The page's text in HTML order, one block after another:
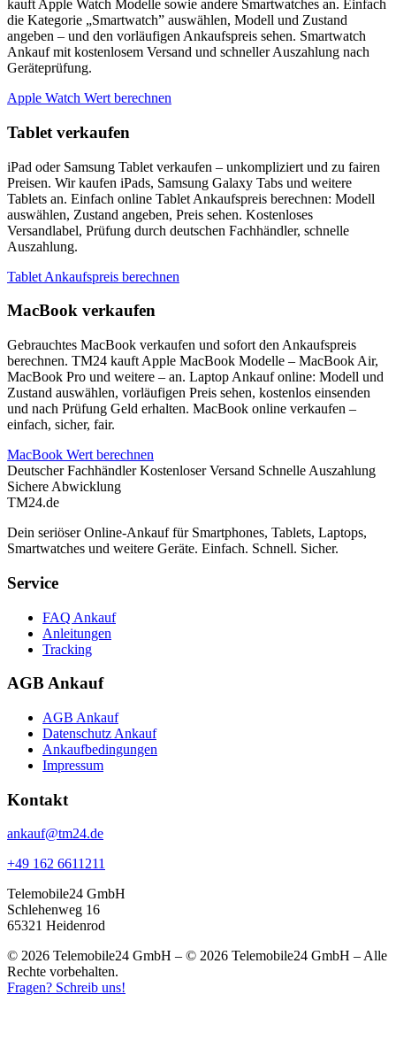
kauft Apple Watch Modelle sowie andere Smartwatches an. Einfach
die Kategorie „Smartwatch” auswählen, Modell und Zustand
angeben – und den vorläufigen Ankaufspreis sehen. Smartwatch
Ankauf mit kostenlosem Versand und schneller Auszahlung nach
Geräteprüfung.
Apple Watch Wert berechnen
Tablet verkaufen
iPad oder Samsung Tablet verkaufen – unkompliziert und zu fairen
Preisen. Wir kaufen iPads, Samsung Galaxy Tabs und weitere
Tablets an. Einfach online Tablet Ankaufspreis berechnen: Modell
auswählen, Zustand angeben, Preis sehen. Kostenloses
Versandlabel, Prüfung durch deutschen Fachhändler, schnelle
Auszahlung.
Tablet Ankaufspreis berechnen
MacBook verkaufen
Gebrauchtes MacBook verkaufen und sofort den Ankaufspreis
berechnen. TM24 kauft Apple MacBook Modelle – MacBook Air,
MacBook Pro und weitere – an. Laptop Ankauf online: Modell und
Zustand auswählen, vorläufigen Preis sehen, kostenlos einsenden
und nach Prüfung Geld erhalten. MacBook online verkaufen –
einfach, sicher, fair.
MacBook Wert berechnen
Deutscher Fachhändler Kostenloser Versand Schnelle Auszahlung
Sichere Abwicklung
TM24.de
Dein seriöser Online-Ankauf für Smartphones, Tablets, Laptops,
Smartwatches und weitere Geräte. Einfach. Schnell. Sicher.
Service
FAQ Ankauf
Anleitungen
Tracking
AGB Ankauf
AGB Ankauf
Datenschutz Ankauf
Ankaufbedingungen
Impressum
Kontakt
ankauf@tm24.de
+49 162 6611211
Telemobile24 GmbH
Schlehenweg 16
65321 Heidenrod
© 2026 Telemobile24 GmbH – © 2026 Telemobile24 GmbH – Alle
Rechte vorbehalten.
Fragen? Schreib uns!